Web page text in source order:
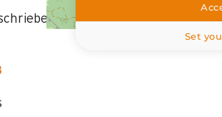
am 28/02/2023
Set